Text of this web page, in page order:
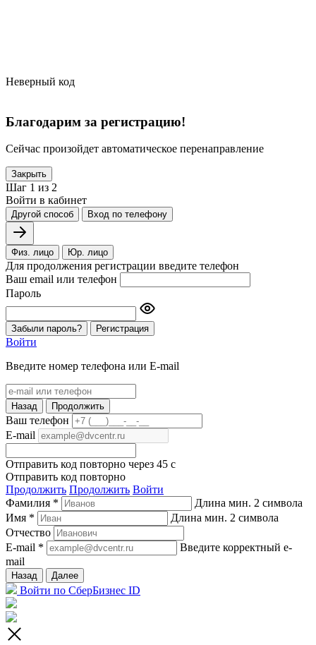
Неверный код
Благодарим за регистрацию!
Сейчас произойдет автоматическое перенаправление
Закрыть
Шаг 1 из 2
Войти в кабинет
Другой способ Вход по телефону
Физ. лицо Юр. лицо
Для продолжения регистрации введите телефон
Ваш email или телефон
Пароль
Забыли пароль? Регистрация
Войти
Введите номер телефона или E-mail
Назад Продолжить
Ваш телефон
E-mail
Отправить код повторно через 45 c
Отправить код повторно
Продолжить Продолжить Войти
Фамилия *
Длина мин. 2 символа
Имя *
Длина мин. 2 символа
Отчество
E-mail *
Введите корректный e-
mail
Назад Далее
Войти по СберБизнес ID